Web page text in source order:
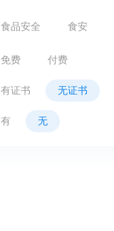
食品安全 食安
免费 付费
有证书 无证书
有 无